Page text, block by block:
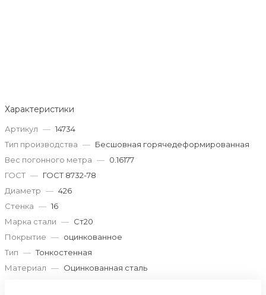
Характеристики
Артикул — 14734
Тип производства — Бесшовная горячедеформированная
Вес погонного метра — 0.16177
ГОСТ — ГОСТ 8732-78
Диаметр — 426
Стенка — 16
Марка стали — Ст20
Покрытие — оцинкованное
Тип — Тонкостенная
Материал — Оцинкованная сталь